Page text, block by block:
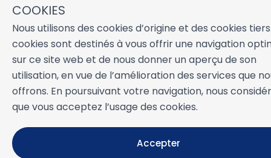
COOKIES
Nous utilisons des cookies d’origine et des cookies
cookies sont destinés à vous offrir une navigation
sur ce site web et de nous donner un aperçu de son
utilisation, en vue de l’amélioration des services que
offrons. En poursuivant votre navigation, nous
que vous acceptez l’usage des cookies.
Accepter
À propos de nous
Propriétaires
Expériences
Questions frequentes
Termes et conditions
Contact
Développé parIcnea. Copyright © NUESTRA ZAHARA 2026
Tous droits réservés